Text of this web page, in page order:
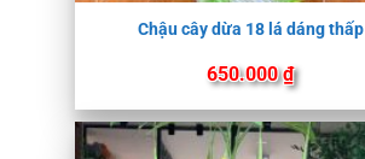
Chậu cây dừa 18 lá dáng thấp
650.000₫